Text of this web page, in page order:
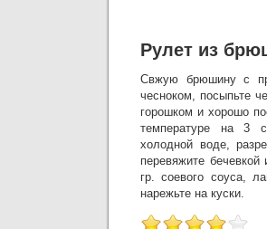
Рулет из
Свжую брюшину с
чесноком, посыпьте
горошком и хорошо
температуре на 3
холодной воде,
перевяжите
гр. соевого соуса,
нарежьте на куски.